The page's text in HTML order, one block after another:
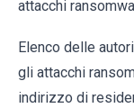
attacchi
Elenco delle
gli attacchi
indirizzo di